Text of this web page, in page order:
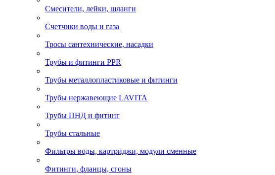
Смесители, лейки, шланги
Счетчики воды и газа
Тросы сантехнические, насадки
Трубы и фитинги PPR
Трубы металлопластиковые и фитинги
Трубы нержавеющие LAVITA
Трубы ПНД и фитинг
Трубы стальные
Фильтры воды, картриджи, модули сменные
Фитинги, фланцы, сгоны